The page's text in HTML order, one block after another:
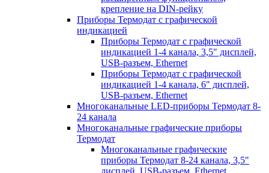
крепление на DIN-рейку
Приборы Термодат с графической
индикацией
Приборы Термодат с графической
индикацией 1-4 канала, 3,5" дисплей,
USB-разъем, Ethernet
Приборы Термодат с графической
индикацией 1-4 канала, 6" дисплей,
USB-разъем, Ethernet
Многоканальные LED-приборы Термодат 8-
24 канала
Многоканальные графические приборы
Термодат
Многоканальные графические
приборы Термодат 8-24 канала, 3,5"
дисплей, USB-разъем, Ethernet